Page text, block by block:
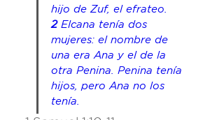
hijo de Zuf, el efrateo.
2 Elcana tenía dos
mujeres: el nombre de
una era Ana y el de la
otra Penina. Penina tenía
hijos, pero Ana no los
tenía.